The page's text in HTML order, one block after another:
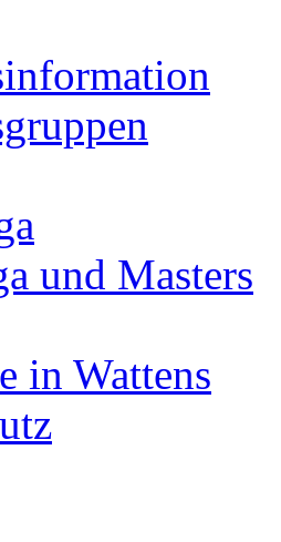
und Masters
in Wattens